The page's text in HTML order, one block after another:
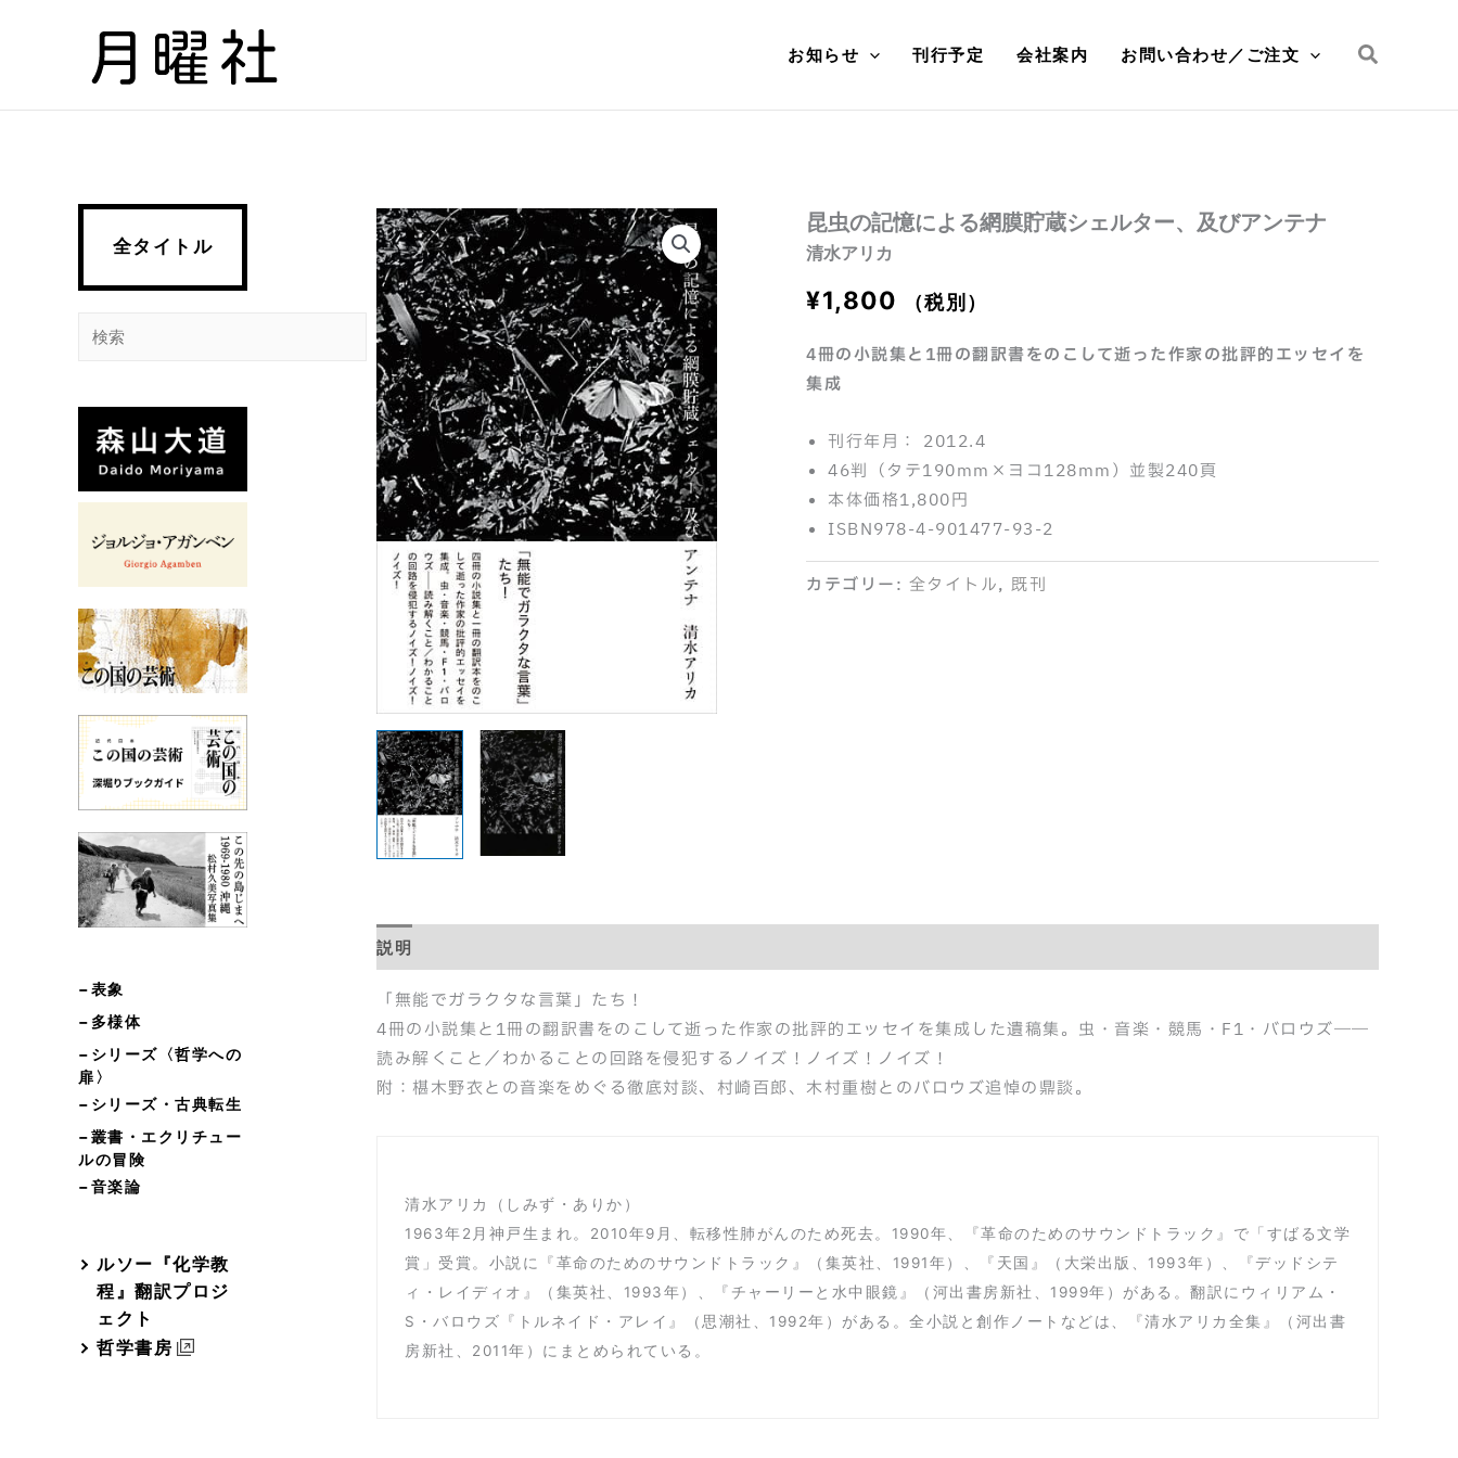
お知らせ 刊行予定 会社案内 お問い合わせ／ご注文
検
全タイトル
検
−表象
−多様体
−シリーズ〈哲学への
扉〉
−シリーズ・古典転生
−叢書・エクリチュー
ルの冒険
−音楽論
ルソー『化学教
程』翻訳プロジ
ェクト
哲学書房
昆虫の記憶による網膜貯蔵シェルター、及びアンテナ
清水アリカ
¥1,800 （税別）
4冊の小説集と1冊の翻訳書をのこして逝った作家の批評的エッセイを
集成
刊行年月： 2012.4
46判（タテ190mm×ヨコ128mm）並製240頁
本体価格1,800円
ISBN978-4-901477-93-2
カテゴリー: 全タイトル,既刊
説明
「無能でガラクタな言葉」たち！
4冊の小説集と1冊の翻訳書をのこして逝った作家の批評的エッセイを集成した遺稿集。虫・音楽・競馬・F1・バロウズ――
読み解くこと／わかることの回路を侵犯するノイズ！ノイズ！ノイズ！
附：椹木野衣との音楽をめぐる徹底対談、村崎百郎、木村重樹とのバロウズ追悼の鼎談。
清水アリカ（しみず・ありか）
1963年2月神戸生まれ。2010年9月、転移性肺がんのため死去。1990年、『革命のためのサウンドトラック』で「すばる文学
賞」受賞。小説に『革命のためのサウンドトラック』（集英社、1991年）、『天国』（大栄出版、1993年）、『デッドシテ
ィ・レイディオ』（集英社、1993年）、『チャーリーと水中眼鏡』（河出書房新社、1999年）がある。翻訳にウィリアム・
S・バロウズ『トルネイド・アレイ』（思潮社、1992年）がある。全小説と創作ノートなどは、『清水アリカ全集』（河出書
房新社、2011年）にまとめられている。